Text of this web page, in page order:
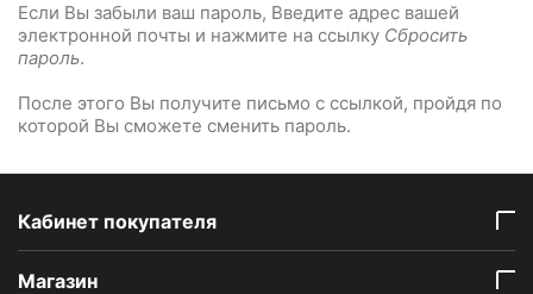
Если Вы забыли ваш пароль, Введите адрес вашей
электронной почты и нажмите на ссылку Сбросить
пароль.
После этого Вы получите письмо с ссылкой, пройдя по
которой Вы сможете сменить пароль.
Кабинет покупателя
Mагазин